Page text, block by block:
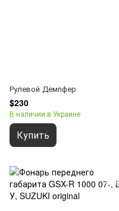
Рулевой Демпфер
$230
В наличии в Украине
Купить